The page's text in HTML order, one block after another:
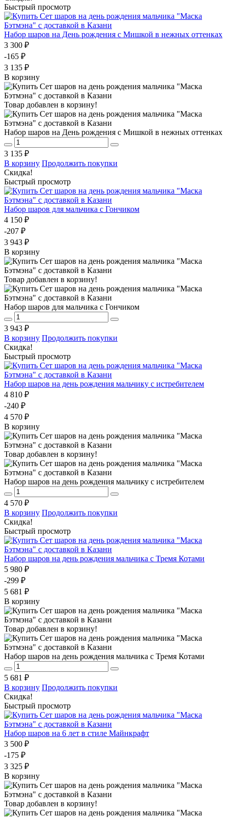
Быстрый просмотр
Набор шаров на День рождения с Мишкой в нежных оттенках
3 300 ₽
-165 ₽
3 135 ₽
В корзину
Товар добавлен в корзину!
Набор шаров на День рождения с Мишкой в нежных оттенках
3 135 ₽
В корзину Продолжить покупки
Скидка!
Быстрый просмотр
Набор шаров для мальчика с Гончиком
4 150 ₽
-207 ₽
3 943 ₽
В корзину
Товар добавлен в корзину!
Набор шаров для мальчика с Гончиком
3 943 ₽
В корзину Продолжить покупки
Скидка!
Быстрый просмотр
Набор шаров на день рождения мальчику с истребителем
4 810 ₽
-240 ₽
4 570 ₽
В корзину
Товар добавлен в корзину!
Набор шаров на день рождения мальчику с истребителем
4 570 ₽
В корзину Продолжить покупки
Скидка!
Быстрый просмотр
Набор шаров на день рождения мальчика с Тремя Котами
5 980 ₽
-299 ₽
5 681 ₽
В корзину
Товар добавлен в корзину!
Набор шаров на день рождения мальчика с Тремя Котами
5 681 ₽
В корзину Продолжить покупки
Скидка!
Быстрый просмотр
Набор шаров на 6 лет в стиле Майнкрафт
3 500 ₽
-175 ₽
3 325 ₽
В корзину
Товар добавлен в корзину!